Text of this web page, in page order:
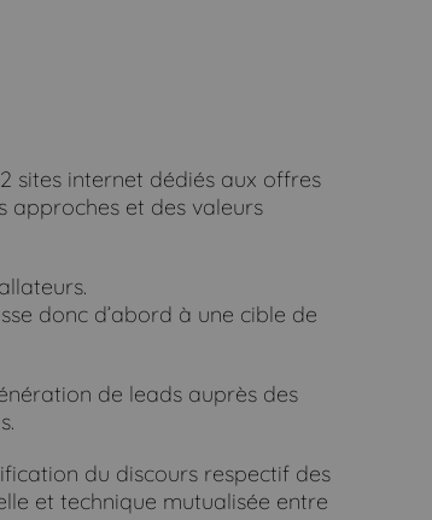
sites internet dédiés aux offres
approches et des valeurs
donc d’abord à une cible de
de leads auprès des
du discours respectif des
et technique mutualisée entre